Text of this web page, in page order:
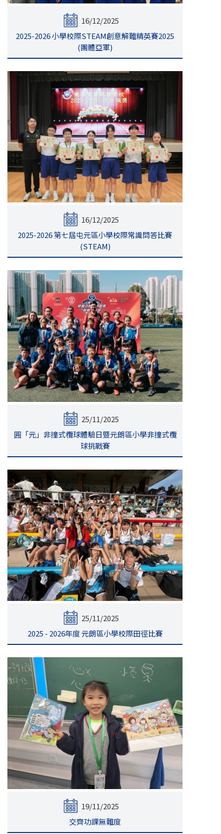
16/12/2025
2025-2026 小學校際STEAM創意解難精英賽2025
(團體亞軍)
16/12/2025
2025-2026 第七屆屯元區小學校際常識問答比賽
(STEAM)
25/11/2025
圓「元」非撞式欖球體驗日暨元朗區小學非撞式欖
球挑戰賽
25/11/2025
2025 - 2026年度 元朗區小學校際田徑比賽
19/11/2025
交齊功課無難度